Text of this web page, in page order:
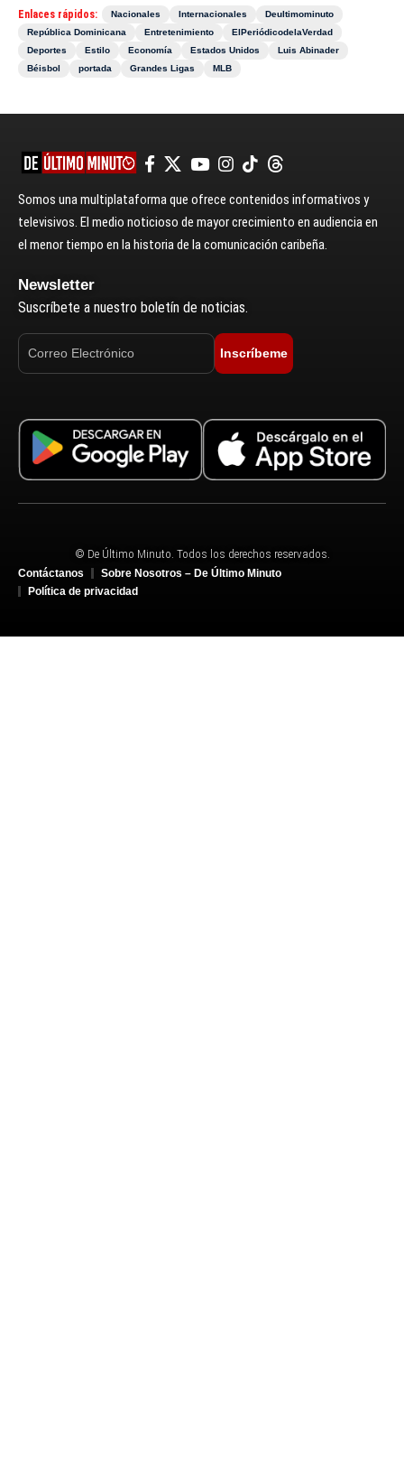
Enlaces rápidos: Nacionales Internacionales
Deultimominuto
República Dominicana
Entretenimiento
ElPeriódicodelaVerdad
Deportes
Estilo Economía Estados Unidos
Luis Abinader
Béisbol
portada Grandes Ligas MLB
Somos una multiplataforma que ofrece contenidos informativos y
televisivos. El medio noticioso de mayor crecimiento en audiencia en
el menor tiempo en la historia de la comunicación caribeña.
Newsletter
Suscríbete a nuestro boletín de noticias.
Inscríbeme
© De Último Minuto. Todos los derechos reservados.
Contáctanos
Sobre Nosotros – De Último Minuto
Política de privacidad